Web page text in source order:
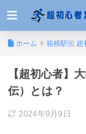
ホーム 箱根駅伝 超
【超初心者】
伝）とは？
2024年9月9日